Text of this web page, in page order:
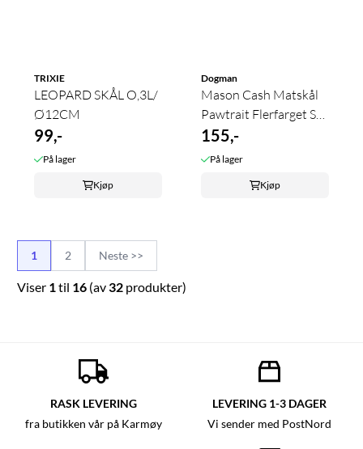
TRIXIE
LEOPARD SKÅL O,3L/
Ø12CM
99,-
På lager
Kjøp
Dogman
Mason Cash Matskål
Pawtrait Flerfarget S
13cm
155,-
På lager
Kjøp
1 2 Neste >>
Viser 1til 16 (av32 produkter)
RASK LEVERING
fra butikken vår på Karmøy
LEVERING 1-3 DAGER
Vi sender med PostNord